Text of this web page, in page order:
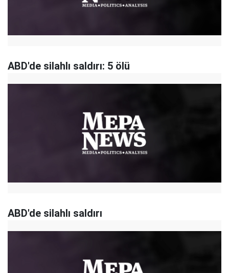
ABD'de silahlı saldırı: 5 ölü
ABD'de silahlı saldırı